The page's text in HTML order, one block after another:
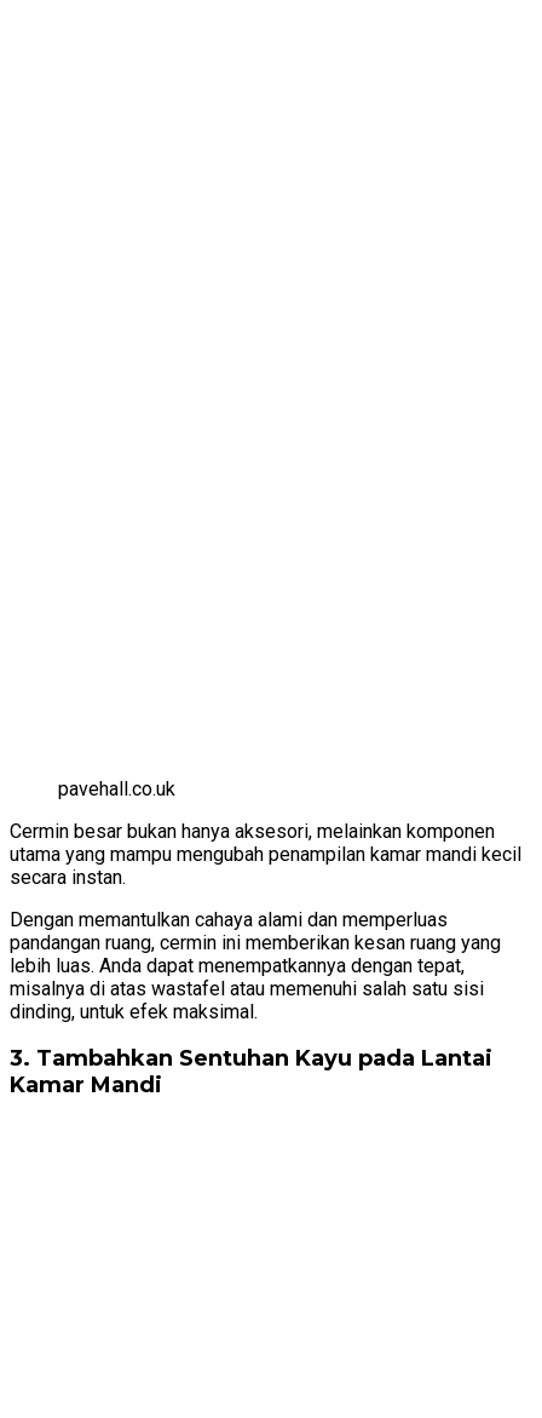
pavehall.co.uk
Cermin besar bukan hanya aksesori, melainkan komponen
utama yang mampu mengubah penampilan kamar mandi kecil
secara instan.
Dengan memantulkan cahaya alami dan memperluas
pandangan ruang, cermin ini memberikan kesan ruang yang
lebih luas. Anda dapat menempatkannya dengan tepat,
misalnya di atas wastafel atau memenuhi salah satu sisi
dinding, untuk efek maksimal.
3. Tambahkan Sentuhan Kayu pada Lantai
Kamar Mandi